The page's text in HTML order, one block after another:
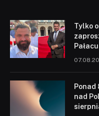
Tylko
Pałacu
Ponad
nad